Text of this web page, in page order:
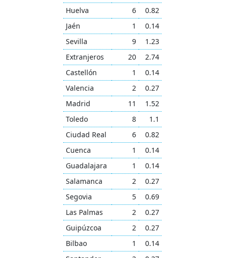
Huelva
6
0.82
Jaén
1
0.14
Sevilla
9
1.23
Extranjeros
20
2.74
Castellón
1
0.14
Valencia
2
0.27
Madrid
11
1.52
Toledo
8
1.1
Ciudad Real
6
0.82
Cuenca
1
0.14
Guadalajara
1
0.14
Salamanca
2
0.27
Segovia
5
0.69
Las Palmas
2
0.27
Guipúzcoa
2
0.27
Bilbao
1
0.14